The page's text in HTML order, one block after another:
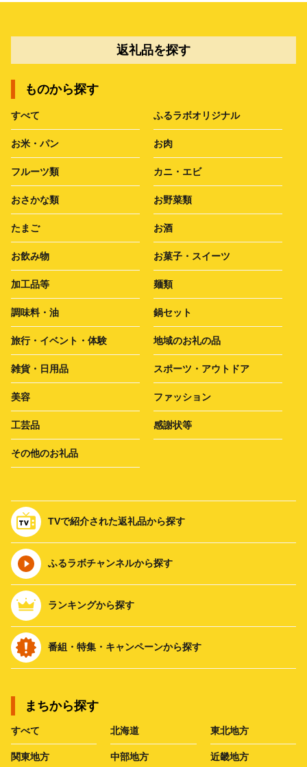
返礼品を探す
ものから探す
すべて ふるラボオリジナル
お米・パン お肉
フルーツ類 カニ・エビ
おさかな類 お野菜類
たまご お酒
お飲み物 お菓子・スイーツ
加工品等 麺類
調味料・油 鍋セット
旅行・イベント・体験 地域のお礼の品
雑貨・日用品 スポーツ・アウトドア
美容 ファッション
工芸品 感謝状等
その他のお礼品
TVで紹介された返礼品から探す
ふるラボチャンネルから探す
ランキングから探す
番組・特集・キャンペーンから探す
まちから探す
すべて 北海道 東北地方
関東地方 中部地方 近畿地方